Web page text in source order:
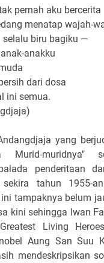
pernah aku bercerita
menatap wajah-
biru bagiku —
anakku
dari dosa
ini semua.
yang
Murid-muridnya"
penderitaan
tahun 1955-
tampaknya belum
kini sehingga Iwan
Living
Aung San Suu
mendeskripsikan